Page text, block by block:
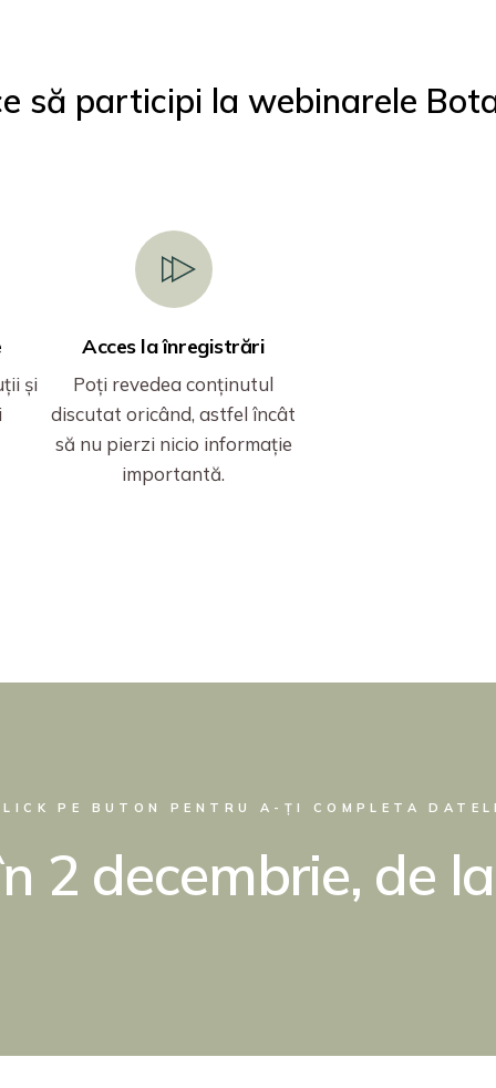
să participi la webinarele
și
Acces la înregistrări
Poți revedea conținutul
discutat oricând, astfel încât
să nu pierzi nicio informație
importantă.
PE BUTON PENTRU A-ȚI COMPLETA
2 decembrie, de